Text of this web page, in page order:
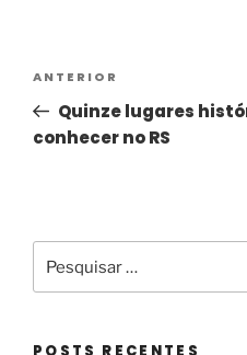
ANTERIOR
Quinze lugares
conhecer no RS